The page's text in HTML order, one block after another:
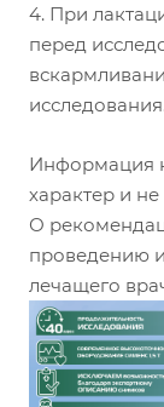
4. При
перед
Информация
характер и
О
проведению
лечащего